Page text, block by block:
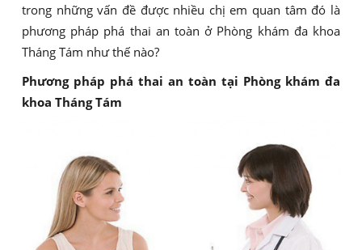
trong những vấn đề được nhiều chị em quan tâm đó là
phương pháp phá thai an toàn ở Phòng khám đa khoa
Tháng Tám như thế nào?
Phương pháp phá thai an toàn tại Phòng khám đa
khoa Tháng Tám